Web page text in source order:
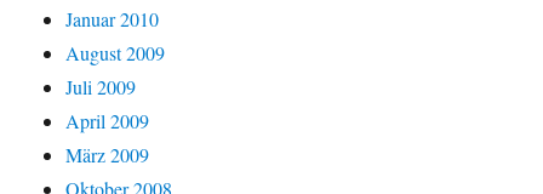
Januar 2010
August 2009
Juli 2009
April 2009
März 2009
Oktober 2008